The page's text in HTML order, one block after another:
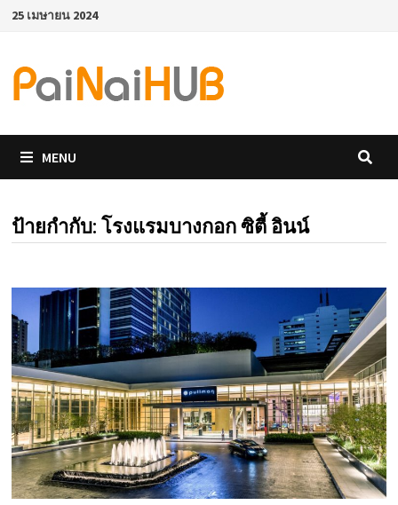
Skip25 เมษายน 2024
MENU
ป้ายกำกับ: โรงแรมบางกอก ซิตี้ อินน์